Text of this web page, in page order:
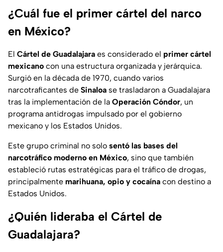
¿Cuál fue el primer cártel del narco
en México?
El Cártel de Guadalajara es considerado el primer cártel
mexicano con una estructura organizada y jerárquica.
Surgió en la década de 1970, cuando varios
narcotraficantes de Sinaloa se trasladaron a Guadalajara
tras la implementación de la Operación Cóndor, un
programa antidrogas impulsado por el gobierno
mexicano y los Estados Unidos.
Este grupo criminal no solo sentó las bases del
narcotráfico moderno en México, sino que también
estableció rutas estratégicas para el tráfico de drogas,
principalmente marihuana, opio y cocaína con destino a
Estados Unidos.
¿Quién lideraba el Cártel de
Guadalajara?